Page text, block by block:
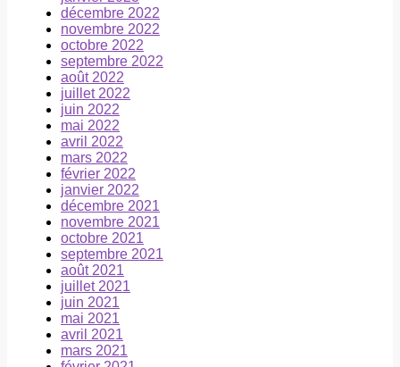
décembre 2022
novembre 2022
octobre 2022
septembre 2022
août 2022
juillet 2022
juin 2022
mai 2022
avril 2022
mars 2022
février 2022
janvier 2022
décembre 2021
novembre 2021
octobre 2021
septembre 2021
août 2021
juillet 2021
juin 2021
mai 2021
avril 2021
mars 2021